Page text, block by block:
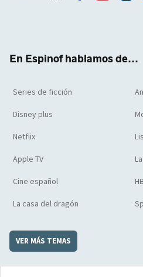
En Espinof hablamos de...
Series de ficción
Disney plus
Netflix
Apple TV
Cine español
La casa del dragón
VER MÁS TEMAS